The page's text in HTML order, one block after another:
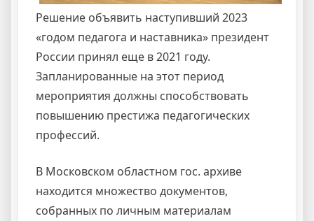
Решение объявить наступивший 2023
«годом педагога и наставника» президент
России принял еще в 2021 году.
Запланированные на этот период
мероприятия должны способствовать
повышению престижа педагогических
профессий.
В Московском областном гос. архиве
находится множество документов,
собранных по личным материалам